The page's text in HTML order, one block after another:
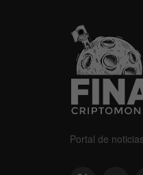
Portal de